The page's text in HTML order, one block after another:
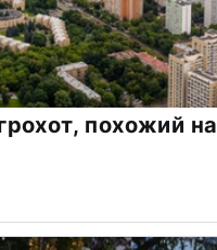
похожий на